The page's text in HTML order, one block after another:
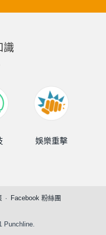
識
娛樂重擊
Facebook 粉絲團
Punchline.